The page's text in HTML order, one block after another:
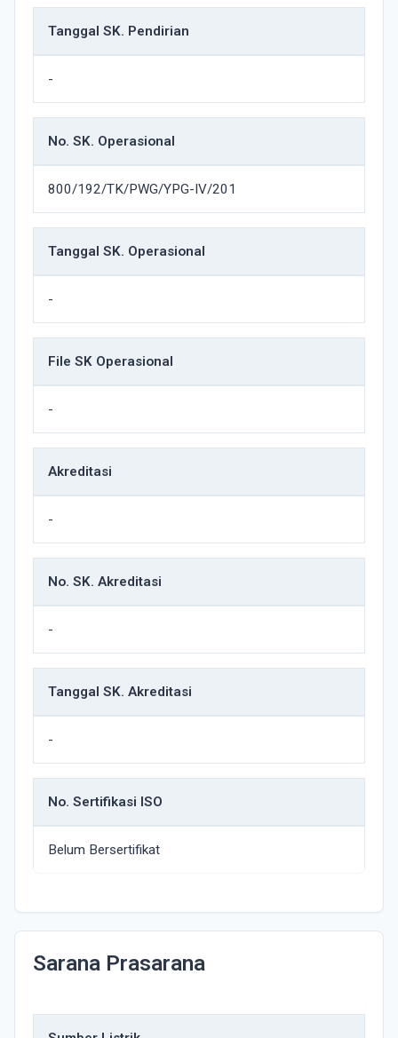
Tanggal SK. Pendirian
-
No. SK. Operasional
800/192/TK/PWG/YPG-IV/201
Tanggal SK. Operasional
-
File SK Operasional
-
Akreditasi
-
No. SK. Akreditasi
-
Tanggal SK. Akreditasi
-
No. Sertifikasi ISO
Belum Bersertifikat
Sarana Prasarana